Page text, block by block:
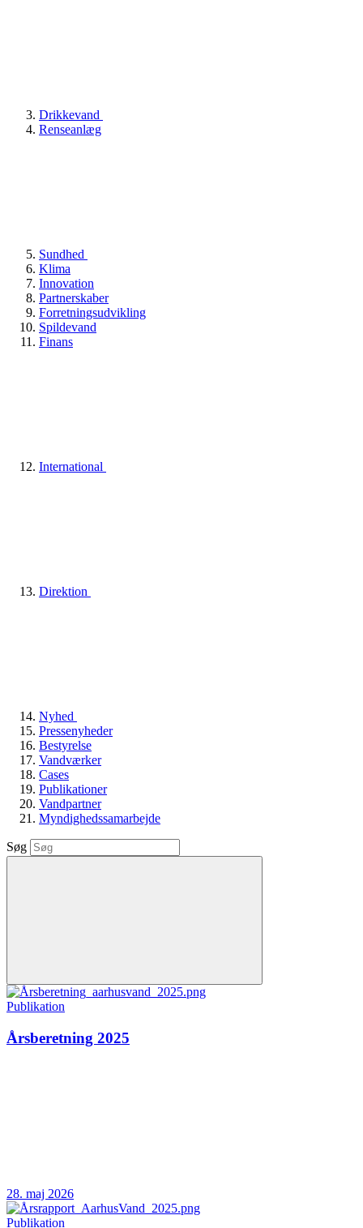
Drikkevand
Renseanlæg
Sundhed
Klima
Innovation
Partnerskaber
Forretningsudvikling
Spildevand
Finans
International
Direktion
Nyhed
Pressenyheder
Bestyrelse
Vandværker
Cases
Publikationer
Vandpartner
Myndighedssamarbejde
Søg
Publikation
Årsberetning 2025
28. maj 2026
Publikation